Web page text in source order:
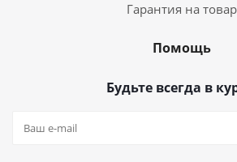
Гарантия на товар
Помощь
Будьте всегда в